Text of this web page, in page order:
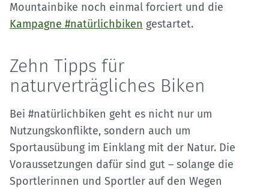
Mountainbike noch einmal forciert und die
Kampagne #natürlichbiken gestartet.
Zehn Tipps für
naturverträgliches Biken
Bei #natürlichbiken geht es nicht nur um
Nutzungskonflikte, sondern auch um
Sportausübung im Einklang mit der Natur. Die
Voraussetzungen dafür sind gut – solange die
Sportlerinnen und Sportler auf den Wegen